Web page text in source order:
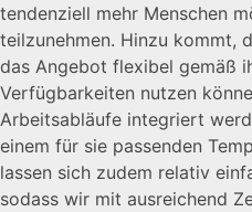
tendenziell mehr Menschen
teilzunehmen. Hinzu kommt,
das Angebot flexibel gemäß
Verfügbarkeiten nutzen
Arbeitsabläufe integriert
einem für sie passenden
lassen sich zudem relativ
sodass wir mit ausreichend